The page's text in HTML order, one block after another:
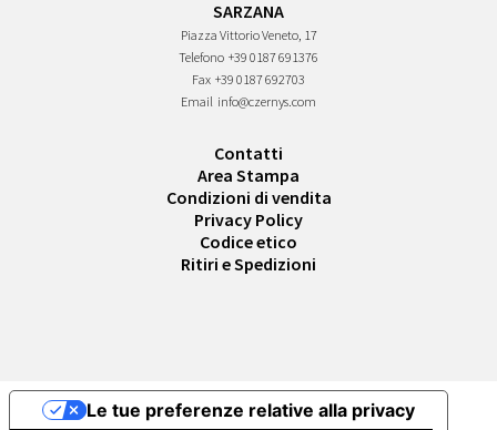
SARZANA
Piazza Vittorio Veneto, 17
Telefono +39 0187 691376
Fax +39 0187 692703
Email info@czernys.com
Contatti
Area Stampa
Condizioni di vendita
Privacy Policy
Codice etico
Ritiri e Spedizioni
Le tue preferenze relative alla privacy